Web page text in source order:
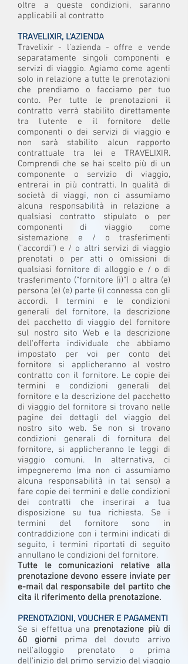
oltre a queste condizioni, saranno
applicabili al contratto
TRAVELIXIR, L'AZIENDA
Travelixir - l'azienda - offre e vende
separatamente singoli componenti e
servizi di viaggio. Agiamo come agenti
solo in relazione a tutte le prenotazioni
che prendiamo o facciamo per tuo
conto. Per tutte le prenotazioni il
contratto verrà stabilito direttamente
tra l'utente e il fornitore delle
componenti o dei servizi di viaggio e
non sarà stabilito alcun rapporto
contrattuale tra lei e TRAVELIXIR.
Comprendi che se hai scelto più di un
componente o servizio di viaggio,
entrerai in più contratti. In qualità di
società di viaggi, non ci assumiamo
alcuna responsabilità in relazione a
qualsiasi contratto stipulato o per
componenti di viaggio come
sistemazione e / o trasferimenti
("accordi") e / o altri servizi di viaggio
prenotati o per atti o omissioni di
qualsiasi fornitore di alloggio e / o di
trasferimento ("fornitore (i)") o altra (e)
persona (e) (e) parte (i) connessa con gli
accordi. I termini e le condizioni
generali del fornitore, la descrizione
del pacchetto di viaggio del fornitore
sul nostro sito Web e la descrizione
dell'offerta individuale che abbiamo
impostato per voi per conto del
fornitore si applicheranno al vostro
contratto con il fornitore. Le copie dei
termini e condizioni generali del
fornitore e la descrizione del pacchetto
di viaggio del fornitore si trovano nelle
pagine dei dettagli del viaggio del
nostro sito web. Se non si trovano
condizioni generali di fornitura del
fornitore, si applicheranno le leggi di
viaggio comuni. In alternativa, ci
impegneremo (ma non ci assumiamo
alcuna responsabilità in tal senso) a
fare copie dei termini e delle condizioni
dei contratti che inserirai a tua
disposizione su tua richiesta. Se i
termini del fornitore sono in
contraddizione con i termini indicati di
seguito, i termini riportati di seguito
annullano le condizioni del fornitore.
Tutte le comunicazioni relative alla
prenotazione devono essere inviate per
e-mail dal responsabile del partito che
cita il riferimento della prenotazione.
PRENOTAZIONI, VOUCHER E PAGAMENTI
Se si effettua una prenotazione più di
60 giorni prima del dovuto arrivo
nell'alloggio prenotato o prima
dell'inizio del primo servizio del viaggio